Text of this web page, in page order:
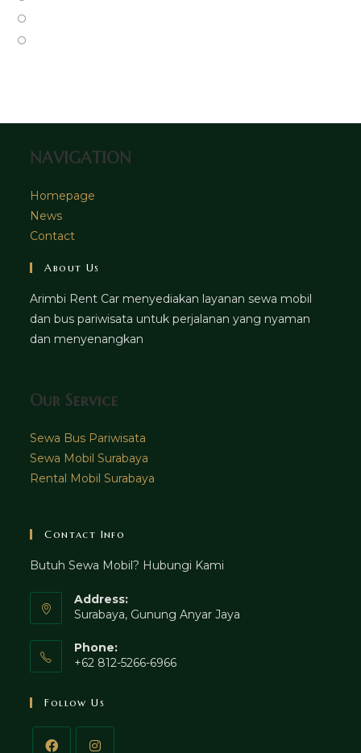
tab
NAVIGATION
Homepage
News
Contact
About Us
Arimbi Rent Car menyediakan layanan sewa mobil
dan bus pariwisata untuk perjalanan yang nyaman
dan menyenangkan
Our Service
Sewa Bus Pariwisata
Sewa Mobil Surabaya
Rental Mobil Surabaya
Contact Info
Butuh Sewa Mobil? Hubungi Kami
Address:
Surabaya, Gunung Anyar Jaya
Phone:
+62 812-5266-6966
Follow Us